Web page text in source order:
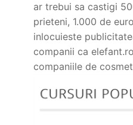
ar trebui sa castigi
prieteni, 1.000 de
inlocuieste
companii ca
companiile de